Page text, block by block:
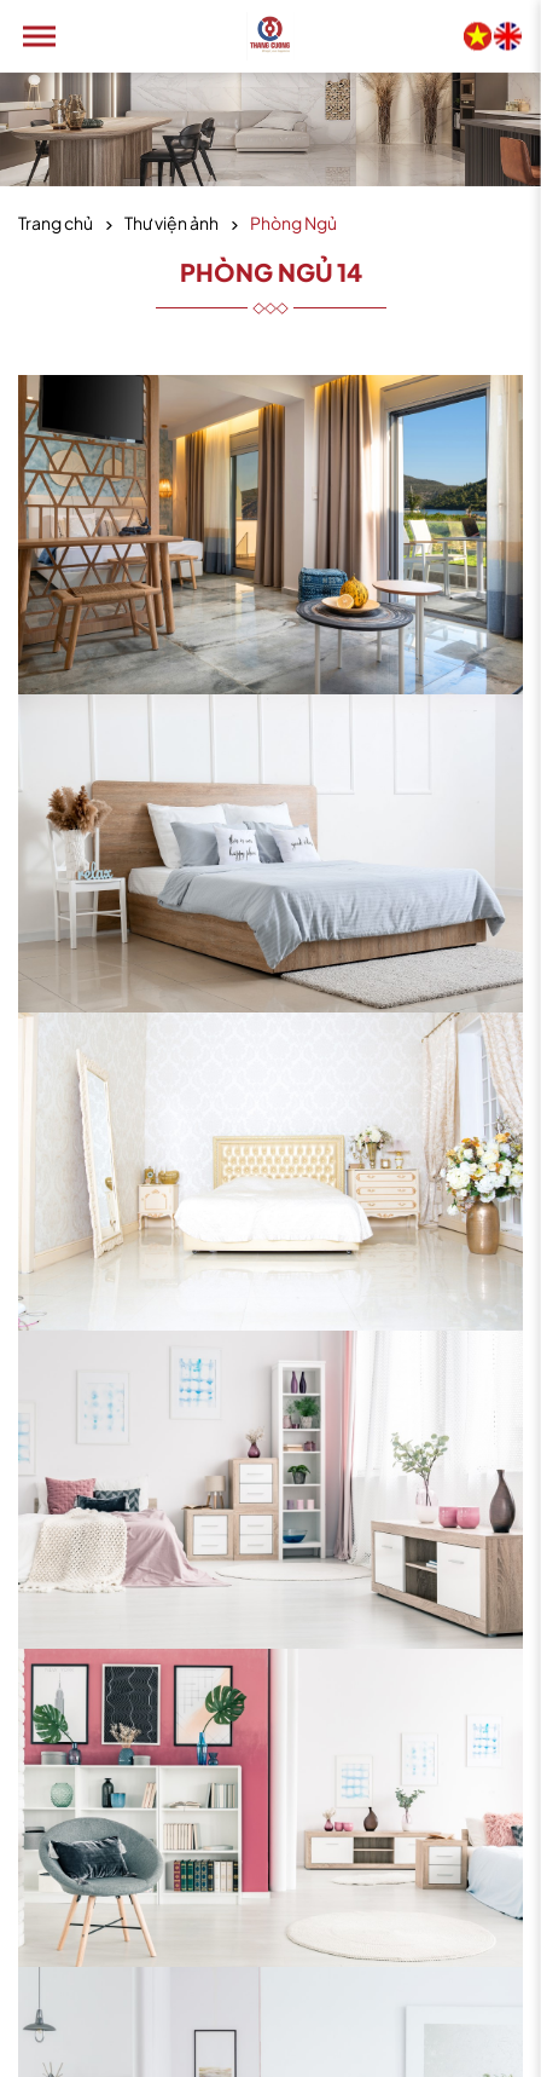
Trang chủ Thư viện ảnh Phòng Ngủ
PHÒNG NGỦ 14